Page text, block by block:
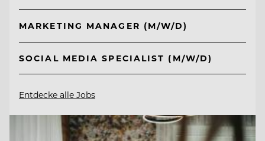
MARKETING MANAGER (M/W/D)
SOCIAL MEDIA SPECIALIST (M/W/D)
Entdecke alle Jobs